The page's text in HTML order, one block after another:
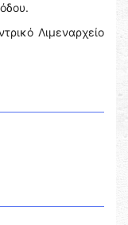
Λιμεναρχείο